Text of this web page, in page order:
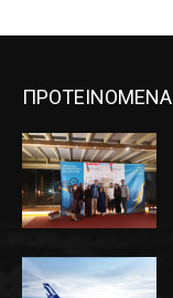
ΠΡΟΤΕΙΝΟΜΕΝΑ